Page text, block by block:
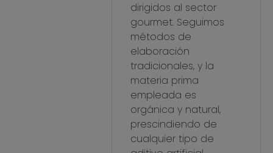
dirigidos al sector
gourmet. Seguimos
métodos de
elaboración
tradicionales, y la
materia prima
empleada es
orgánica y natural,
prescindiendo de
cualquier tipo de